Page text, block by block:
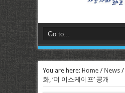
You are here: Home/ News/
화, ‘더 이스케이프’ 공개